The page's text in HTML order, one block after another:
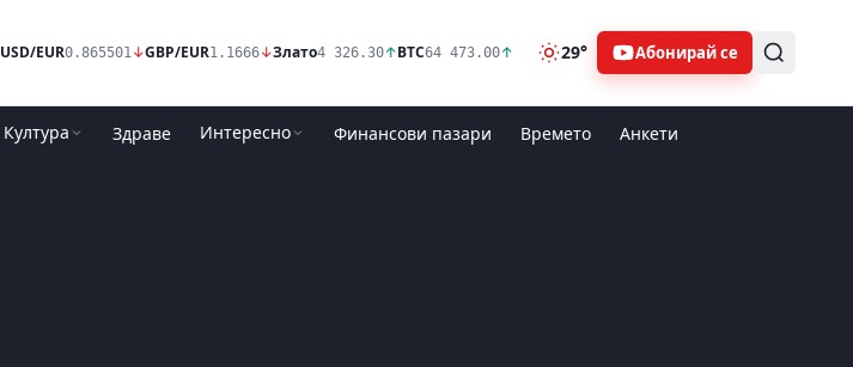
USD/EUR0.865501↓GBP/EUR1.1666↓Злато4 326.30↑BTC64 473.00↑ 29° Абонирай се
Култура Здраве Интересно Финансови пазари Времето Анкети